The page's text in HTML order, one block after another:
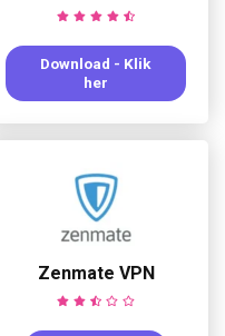
Download - Klik
her
Zenmate VPN